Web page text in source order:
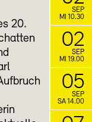
20.
SEP
MI 10.30
02
SEP
MI 19.00
05
SEP
SA 14.00